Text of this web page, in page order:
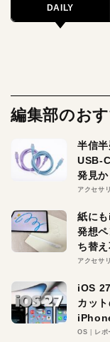
DAILY
編集部のお
半信
USB-
発見か
アクセサリ
紙に
発想
ち替
アクセサリ
iOS
カッ
OS レポ